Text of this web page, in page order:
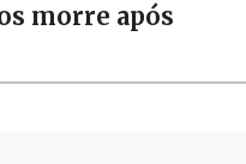
morre após